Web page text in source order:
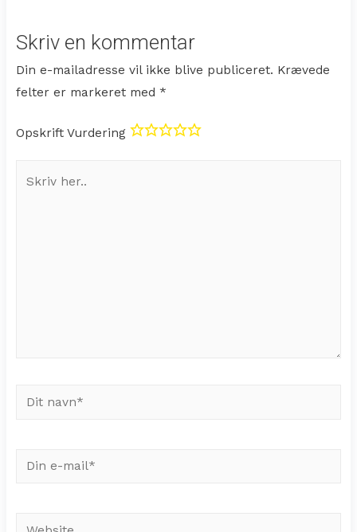
Skriv en kommentar
Din e-mailadresse vil ikke blive publiceret. Krævede
felter er markeret med *
Opskrift Vurdering
Dit
Din
Website